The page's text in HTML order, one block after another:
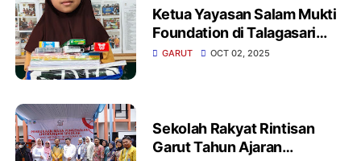
Ketua Yayasan Salam Mukti
Foundation di Talagasari
Kecamatan Banjarwangi
GARUT OCT 02, 2025
‎Sekolah Rakyat Rintisan
Garut Tahun Ajaran